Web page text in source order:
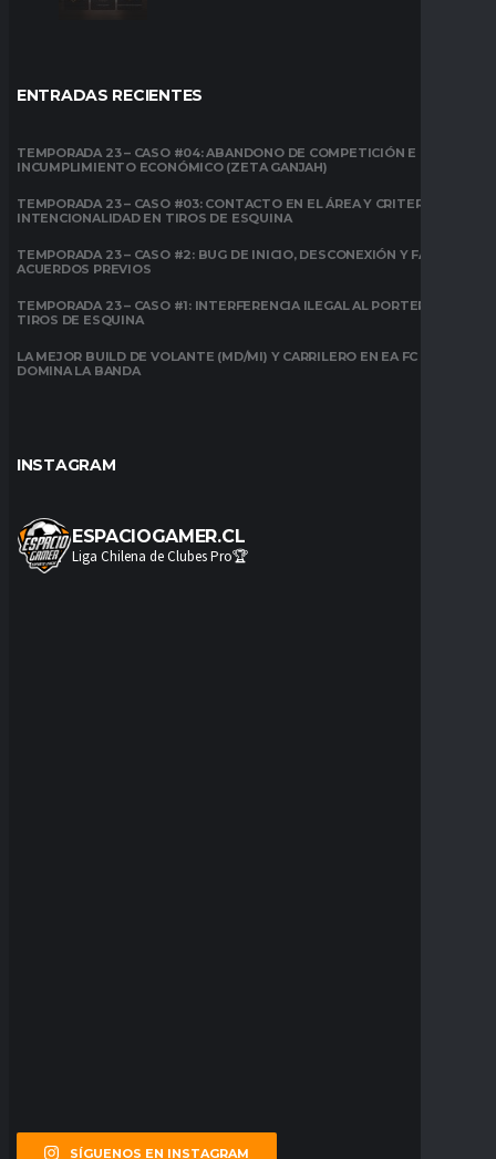
ENTRADAS RECIENTES
TEMPORADA 23 – CASO #04: ABANDONO DE COMPETICIÓN E
INCUMPLIMIENTO ECONÓMICO (ZETA GANJAH)
TEMPORADA 23 – CASO #03: CONTACTO EN EL ÁREA Y CRITERIO DE
INTENCIONALIDAD EN TIROS DE ESQUINA
TEMPORADA 23 – CASO #2: BUG DE INICIO, DESCONEXIÓN Y FALTA DE
ACUERDOS PREVIOS
TEMPORADA 23 – CASO #1: INTERFERENCIA ILEGAL AL PORTERO EN
TIROS DE ESQUINA
LA MEJOR BUILD DE VOLANTE (MD/MI) Y CARRILERO EN EA FC 26:
DOMINA LA BANDA
INSTAGRAM
ESPACIOGAMER.CL
Liga Chilena de Clubes Pro🏆
SÍGUENOS EN INSTAGRAM